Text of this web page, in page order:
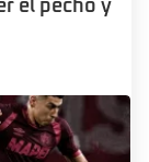
el pecho y